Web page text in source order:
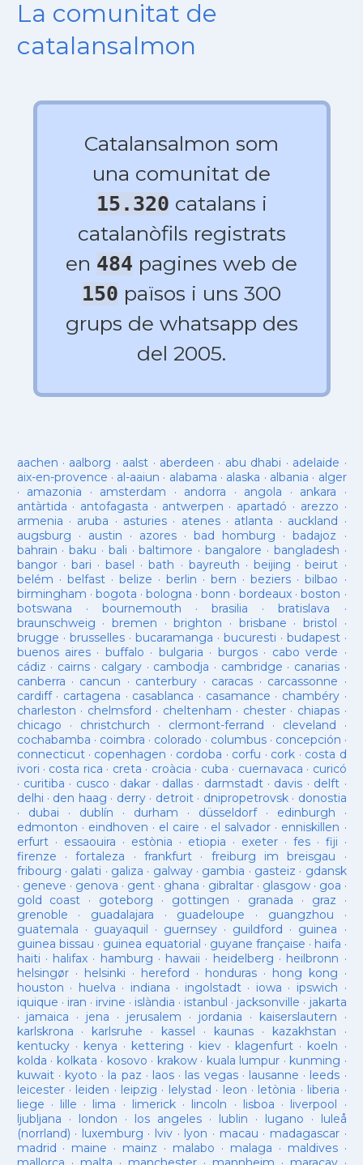
La comunitat de
catalansalmon
Catalansalmon som
una comunitat de
15.320 catalans i
catalanòfils registrats
en 484 pagines web de
150 països i uns 300
grups de whatsapp des
del 2005.
aachen · aalborg · aalst · aberdeen · abu dhabi · adelaide ·
aix-en-provence · al-aaiun · alabama · alaska · albania · alger
· amazonia · amsterdam · andorra · angola · ankara ·
antàrtida · antofagasta · antwerpen · apartadó · arezzo ·
armenia · aruba · asturies· atenes· atlanta · auckland ·
augsburg · austin · azores·bad homburg ·badajoz ·
bahrain ·baku · bali ·baltimore ·bangalore · bangladesh ·
bangor· bari ·basel ·bath · bayreuth ·beijing ·beirut ·
belém · belfast· belize · berlin ·bern ·beziers ·bilbao ·
birmingham · bogota · bologna ·bonn ·bordeaux ·boston ·
botswana · bournemouth ·brasilia ·bratislava ·
braunschweig · bremen ·brighton · brisbane · bristol ·
brugge · brusselles· bucaramanga · bucuresti · budapest·
buenos aires· buffalo · bulgaria · burgos· cabo verde ·
cádiz · cairns· calgary · cambodja · cambridge · canarias·
canberra · cancun · canterbury · caracas · carcassonne ·
cardiff· cartagena · casablanca · casamance · chambéry·
charleston · chelmsford · cheltenham · chester· chiapas ·
chicago · christchurch · clermont-ferrand · cleveland ·
cochabamba · coimbra · colorado · columbus· concepción ·
connecticut· copenhagen · cordoba · corfu · cork · costa d
ivori · costa rica · creta · croàcia · cuba · cuernavaca · curicó
· curitiba · cusco · dakar · dallas · darmstadt· davis · delft ·
delhi · den haag · derry· detroit· dnipropetrovsk· donostia
· dubai · dublín · durham · düsseldorf· edinburgh ·
edmonton · eindhoven · el caire · el salvador · enniskillen ·
erfurt· essaouira · estònia · etiopia · exeter· fes· fiji ·
firenze ·fortaleza · frankfurt· freiburg im breisgau ·
fribourg · galati · galiza · galway· gambia · gasteiz · gdansk
· geneve · genova · gent· ghana · gibraltar· glasgow· goa ·
gold coast · goteborg · gottingen · granada · graz ·
grenoble · guadalajara · guadeloupe · guangzhou ·
guatemala · guayaquil · guernsey· guildford · guinea ·
guinea bissau · guinea equatorial · guyane française · haifa ·
haiti · halifax · hamburg · hawaii · heidelberg · heilbronn ·
helsingør· helsinki · hereford · honduras· hong kong ·
houston · huelva · indiana · ingolstadt· iowa · ipswich ·
iquique · iran · irvine · islàndia · istanbul · jacksonville · jakarta
· jamaica · jena · jerusalem · jordania · kaiserslautern ·
karlskrona · karlsruhe · kassel · kaunas· kazakhstan ·
kentucky· kenya · kettering · kiev· klagenfurt · koeln ·
kolda · kolkata · kosovo · krakow· kuala lumpur · kunming ·
kuwait· kyoto · la paz · laos· las vegas· lausanne · leeds ·
leicester· leiden · leipzig · lelystad · leon · letònia · liberia ·
liege · lille · lima · limerick· lincoln · lisboa · liverpool ·
ljubljana · london · los angeles· lublin · lugano · luleå
(norrland) · luxemburg · lviv · lyon · macau · madagascar·
madrid · maine · mainz · malabo · malaga · maldives·